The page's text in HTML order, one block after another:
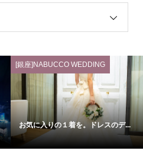
[銀座]NABUCCO WEDDING
お気に入りの１着を。ドレスのデ...